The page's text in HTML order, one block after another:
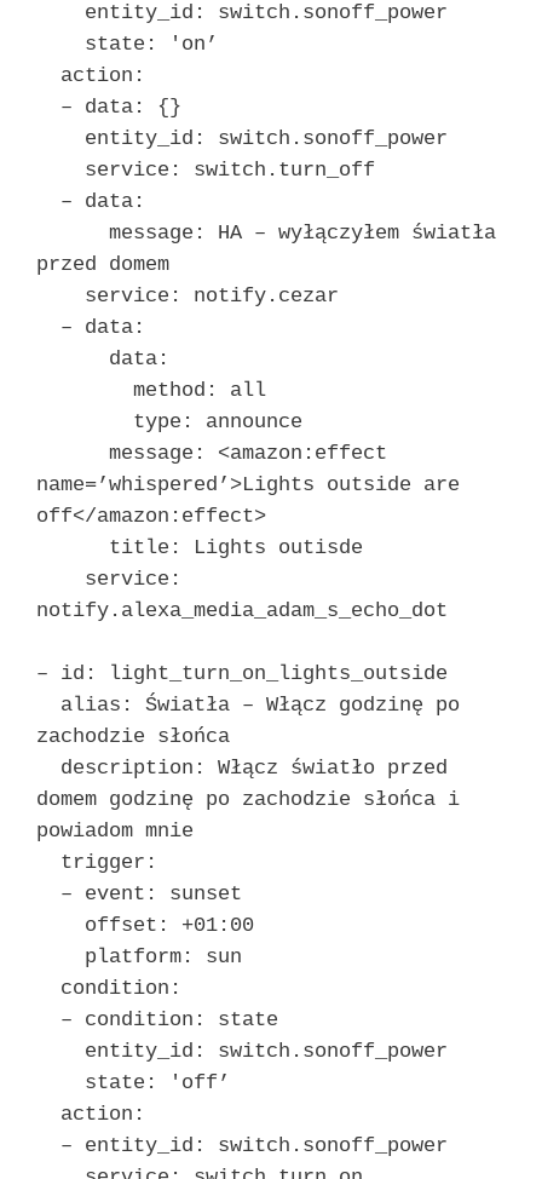
entity_id: switch.sonoff_power
state: 'on’
action:
– data: {}
entity_id: switch.sonoff_power
service: switch.turn_off
– data:
message: HA – wyłączyłem światła
przed domem
service: notify.cezar
– data:
data:
method: all
type: announce
message: <amazon:effect
name=’whispered’>Lights outside are
off</amazon:effect>
title: Lights outisde
service:
notify.alexa_media_adam_s_echo_dot
– id: light_turn_on_lights_outside
alias: Światła – Włącz godzinę po
zachodzie słońca
description: Włącz światło przed
domem godzinę po zachodzie słońca i
powiadom mnie
trigger:
– event: sunset
offset: +01:00
platform: sun
condition:
– condition: state
entity_id: switch.sonoff_power
state: 'off’
action:
– entity_id: switch.sonoff_power